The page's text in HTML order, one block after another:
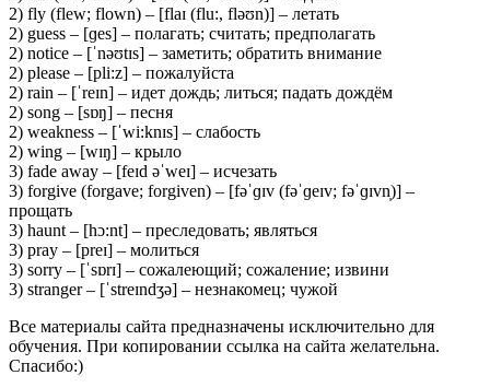
2) fly (flew; flown) – [flaɪ (flu:, fləʊn)] – летать
2) guess – [ɡes] – полагать; считать; предполагать
2) notice – [ˈnəʊtɪs] – заметить; обратить внимание
2) please – [pli:z] – пожалуйста
2) rain – [ˈreɪn] – идет дождь; литься; падать дождём
2) song – [sɒŋ] – песня
2) weakness – [ˈwi:knɪs] – слабость
2) wing – [wɪŋ] – крыло
3) fade away – [feɪd əˈweɪ] – исчезать
3) forgive (forgave; forgiven) – [fəˈɡɪv (fəˈɡeɪv; fəˈɡɪvn̩)] –
прощать
3) haunt – [hɔ:nt] – преследовать; являться
3) pray – [preɪ] – молиться
3) sorry – [ˈsɒrɪ] – сожалеющий; сожаление; извини
3) stranger – [ˈstreɪndʒə] – незнакомец; чужой
Все материалы сайта предназначены исключительно для
обучения. При копировании ссылка на сайта желательна.
Спасибо:)